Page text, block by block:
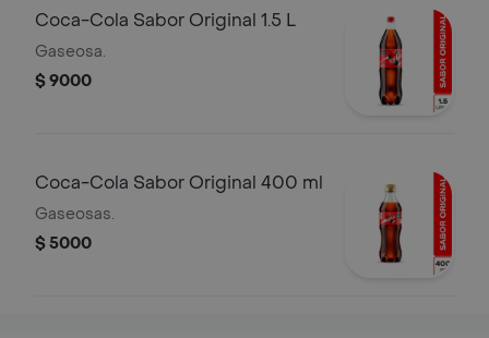
Coca-Cola Sabor Original 1.5 L
Gaseosa.
$ 9000
Coca-Cola Sabor Original 400 ml
Gaseosas.
$ 5000